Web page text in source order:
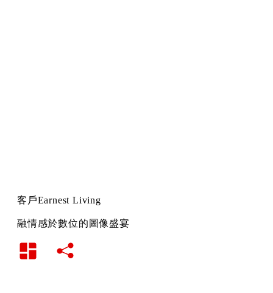
客戶Earnest Living
融情感於數位的圖像盛宴